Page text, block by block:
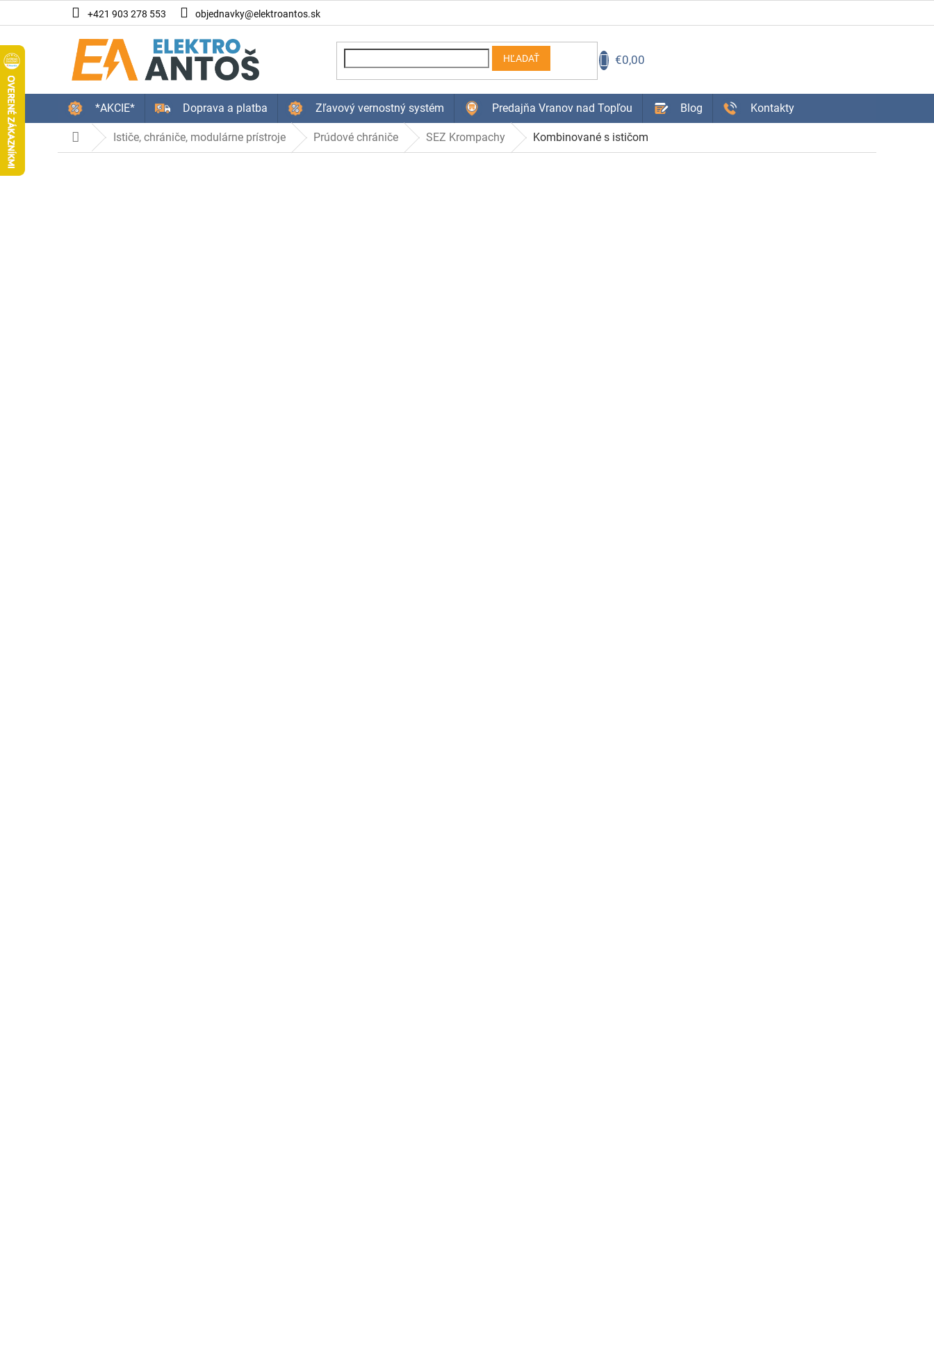
na
+421 903 278 553 objednavky@elektroantos.sk
HĽADAŤ
KOŠÍK
€0,00
*AKCIE* Doprava a platba Zľavový vernostný systém Predajňa Vranov nad Topľou Blog Kontakty
DomovIstiče, chrániče, modulárne prístroje Prúdové chrániče SEZ Krompachy Kombinované s ističom